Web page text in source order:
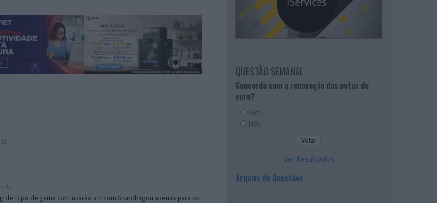
de topo de gama continuarão a ir com Snapdragon apenas para os
QUESTÃO SEMANAL
Concorda com a renovação das notas de
euro?
Sim
Não
Ver Resultados
Arquivo de Questões